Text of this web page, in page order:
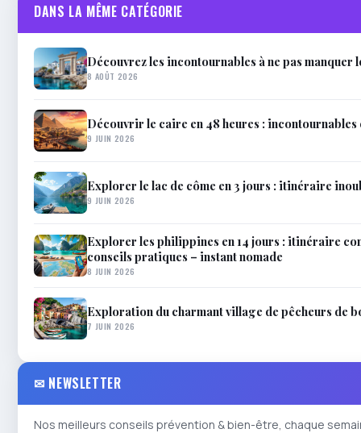
DANS LA MÊME CATÉGORIE
Découvrez les incontournables à ne pas manquer
8 AOÛT 2026
Découvrir le caire en 48 heures : incontournables
9 JUIN 2026
Explorer le lac de côme en 3 jours : itinéraire
9 JUIN 2026
Explorer les philippines en 14 jours : itinéraire
conseils pratiques – instant nomade
8 JUIN 2026
Exploration du charmant village de pêcheurs de
7 JUIN 2026
✉ NEWSLETTER
Nos meilleurs conseils prévention & bien-être, chaque